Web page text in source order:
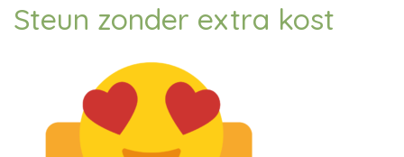
Steun zonder extra kost